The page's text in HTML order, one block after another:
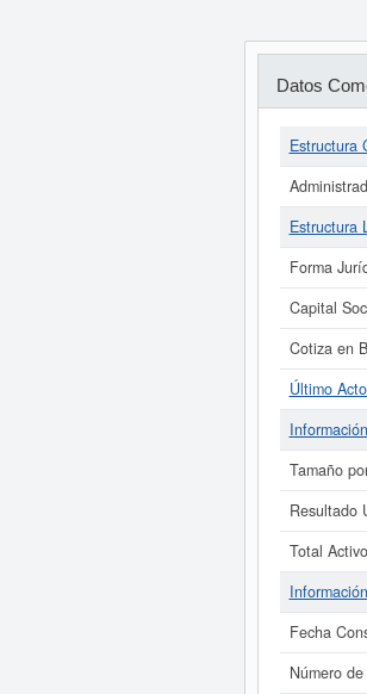
Datos
Estructura
Estructura
Forma
Capital
Cotiza en
Último
Tamaño
Resultado
Total Activo
Fecha
Número